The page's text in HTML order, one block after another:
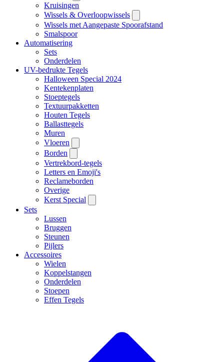
Kruisingen
Wissels & Overloopwissels
Wissels met Aangepaste Spoorafstand
Smalspoor
Automatisering
Sets
Onderdelen
UV-bedrukte Tegels
Halloween Special 2024
Kentekenplaten
Stoeptegels
Textuurpakketten
Houten Tegels
Ballasttegels
Muren
Vloeren
Borden
Vertrekbord-tegels
Letters en Emoji's
Reclameborden
Overige
Kerst Special
Sets
Lussen
Bruggen
Steunen
Pijlers
Accessoires
Wielen
Koppelstangen
Onderdelen
Stoepen
Effen Tegels